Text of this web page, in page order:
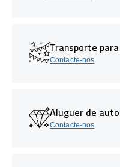
Transporte
Contacte-nos
Aluguer de
Contacte-nos